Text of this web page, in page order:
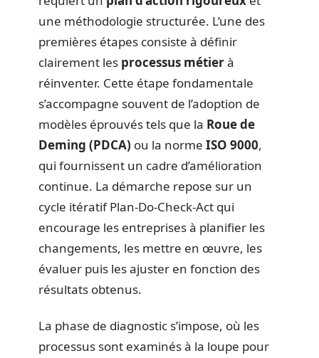
une méthodologie structurée. L’une des
premières étapes consiste à définir
clairement les processus métierà
réinventer. Cette étape fondamentale
s’accompagne souvent de l’adoption de
modèles éprouvés tels que la Roue de
Deming (PDCA) ou la norme ISO 9000,
qui fournissent un cadre d’amélioration
continue. La démarche repose sur un
cycle itératif Plan-Do-Check-Act qui
encourage les entreprises à planifier les
changements, les mettre en œuvre, les
évaluer puis les ajuster en fonction des
résultats obtenus.
La phase de diagnostic s’impose, où les
processus sont examinés à la loupe pour